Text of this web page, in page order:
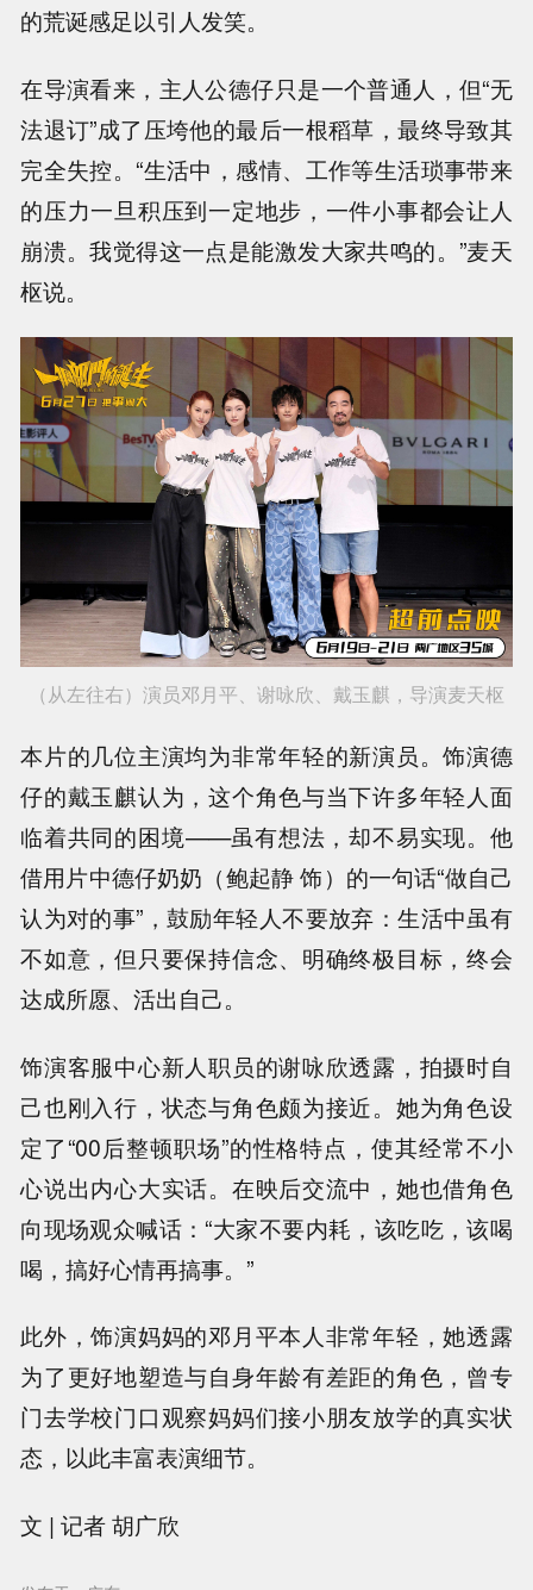
的荒诞感足以引人发笑。
在导演看来，主人公德仔只是一个普通人，但“无
法退订”成了压垮他的最后一根稻草，最终导致其
完全失控。“生活中，感情、工作等生活琐事带来
的压力一旦积压到一定地步，一件小事都会让人
崩溃。我觉得这一点是能激发大家共鸣的。”麦天
枢说。
（从左往右）演员邓月平、谢咏欣、戴玉麒，导演麦天枢
本片的几位主演均为非常年轻的新演员。饰演德
仔的戴玉麒认为，这个角色与当下许多年轻人面
临着共同的困境——虽有想法，却不易实现。他
借用片中德仔奶奶（鲍起静 饰）的一句话“做自己
认为对的事”，鼓励年轻人不要放弃：生活中虽有
不如意，但只要保持信念、明确终极目标，终会
达成所愿、活出自己。
饰演客服中心新人职员的谢咏欣透露，拍摄时自
己也刚入行，状态与角色颇为接近。她为角色设
定了“00后整顿职场”的性格特点，使其经常不小
心说出内心大实话。在映后交流中，她也借角色
向现场观众喊话：“大家不要内耗，该吃吃，该喝
喝，搞好心情再搞事。”
此外，饰演妈妈的邓月平本人非常年轻，她透露
为了更好地塑造与自身年龄有差距的角色，曾专
门去学校门口观察妈妈们接小朋友放学的真实状
态，以此丰富表演细节。
文 | 记者 胡广欣